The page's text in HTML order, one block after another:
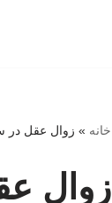
خانه » زوال عقل در
زوال